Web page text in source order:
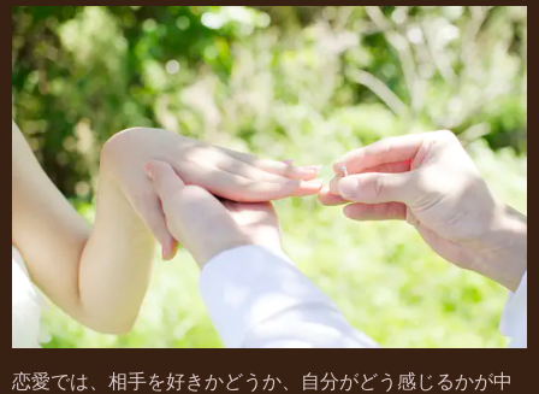
恋愛では、相手を好きかどうか、自分がどう感じるかが中